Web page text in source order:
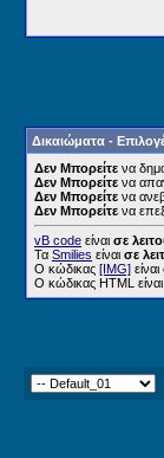
Δικαιώματα -
Δεν Μπορείτε να
Δεν Μπορείτε να
Δεν Μπορείτε να
Δεν Μπορείτε να
vB code είναι σε
Τα Smilies είναι σε
Ο κώδικας [IMG] είναι
Ο κώδικας HTML είναι